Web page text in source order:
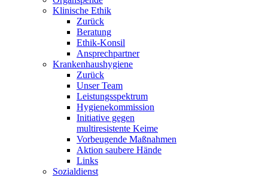
Klinische Ethik
Zurück
Beratung
Ethik-Konsil
Ansprechpartner
Krankenhaushygiene
Zurück
Unser Team
Leistungsspektrum
Hygienekommission
Initiative gegen
multiresistente Keime
Vorbeugende Maßnahmen
Aktion saubere Hände
Links
Sozialdienst